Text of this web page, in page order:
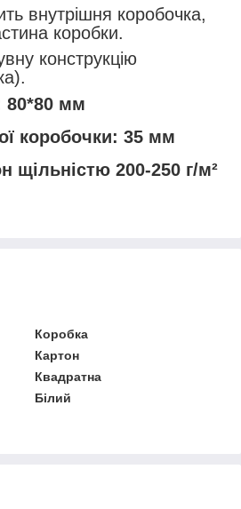
внутрішня коробочка,
коробки.
конструкцію
80*80 мм
коробочки: 35 мм
щільністю 200-250 г/м²
Коробка
Картон
Квадратна
Білий